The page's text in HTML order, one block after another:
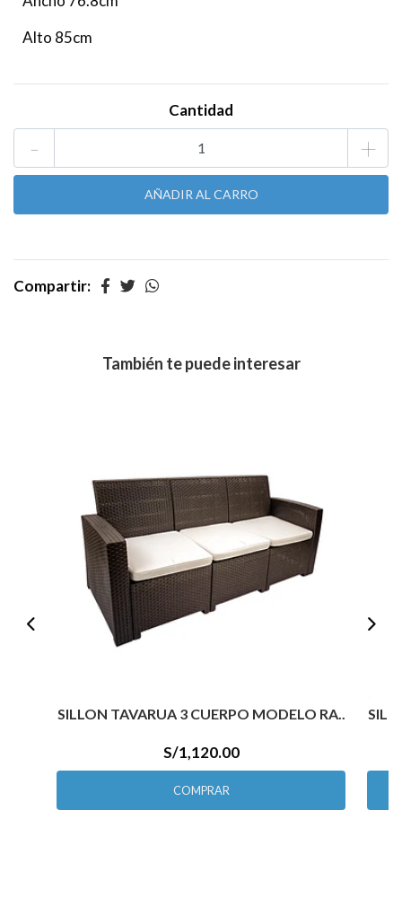
Alto 85cm
Cantidad
- +
Compartir:
También te puede interesar
SILLON TAVARUA 3 CUERPO MODELO RA..
S/1,120.00
COMPRAR